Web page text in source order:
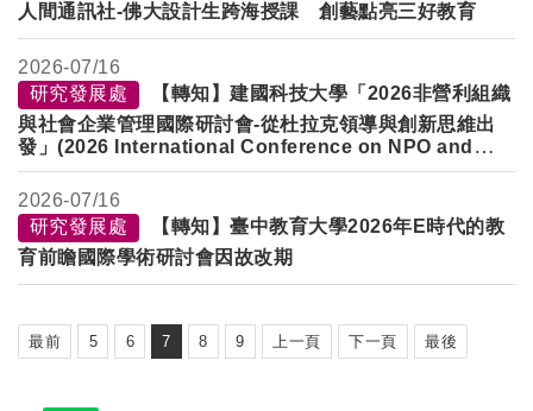
人間通訊社-佛大設計生跨海授課 創藝點亮三好教育
2026-07/16
研究發展處
【轉知】建國科技大學「2026非營利組織
與社會企業管理國際研討會-從杜拉克領導與創新思維出
發」(2026 International Conference on NPO and
Social Enterprise Management -Advancing from
Druckers Leadership and Innovation Perspective)徵
稿
2026-07/16
研究發展處
【轉知】臺中教育大學2026年E時代的教
育前瞻國際學術研討會因故改期
最前 5 6 7 8 9 上一頁 下一頁 最後